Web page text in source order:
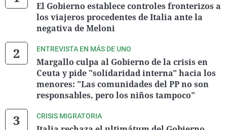
El Gobierno establece controles fronterizos a
los viajeros procedentes de Italia ante la
negativa de Meloni
ENTREVISTA EN MÁS DE UNO
Margallo culpa al Gobierno de la crisis en
Ceuta y pide "solidaridad interna" hacia los
menores: "Las comunidades del PP no son
responsables, pero los niños tampoco"
CRISIS MIGRATORIA